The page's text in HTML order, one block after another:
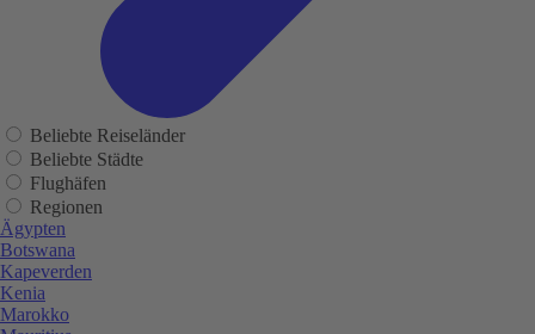
Beliebte Reiseländer
Beliebte Städte
Flughäfen
Regionen
Ägypten
Botswana
Kapeverden
Kenia
Marokko